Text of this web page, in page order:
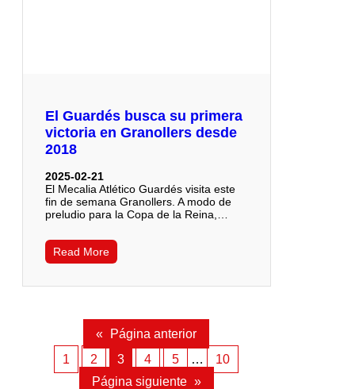
El Guardés busca su primera
victoria en Granollers desde
2018
2025-02-21
El Mecalia Atlético Guardés visita este
fin de semana Granollers. A modo de
preludio para la Copa de la Reina,…
Read More
«
Página anterior
1
2 3 4 5 …
10
Página siguiente »